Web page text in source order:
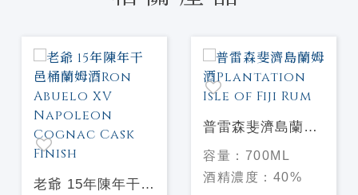
老爺 15年陳年干邑
普雷森斐濟島蘭姆
酒Plantation Isle
of Fiji Rum
容量： 700ML
酒精濃度： 40%